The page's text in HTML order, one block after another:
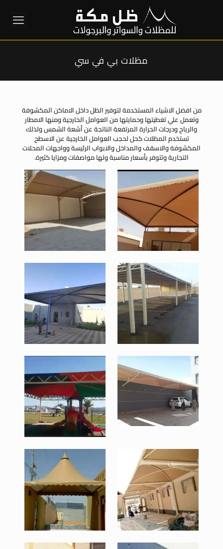
مظلات بي في سي
من افضل الاشياء المستخدمة لتوفير الظل داخل الاماكن المكشوفة
وتعمل علي تغطيتها وحمايتها من العوامل الخارجية ومنها الامطار
والرياح ودرجات الحرارة المرتفعة الناتجة عن أشعة الشمس ولذلك
تستخدم المظلات كحل لحجب العوامل الخارجية عن الاسطح
المكشوفة والاسقف والمداخل والابواب الرئيسة وواجهات المحلات
التجارية وتتوفر بأسعار مناسبة ولها مواصفات ومزايا كثيرة.